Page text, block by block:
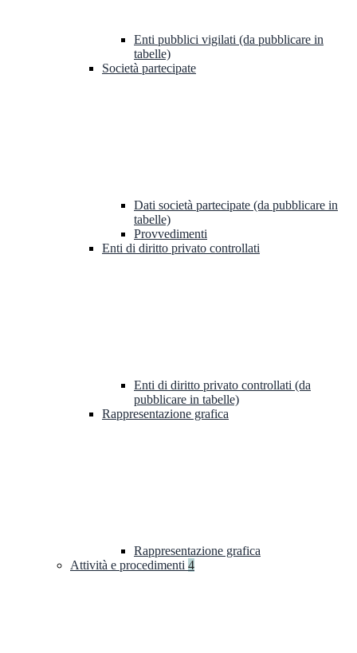
Enti pubblici vigilati (da pubblicare in
tabelle)
Società partecipate
Dati società partecipate (da pubblicare in
tabelle)
Provvedimenti
Enti di diritto privato controllati
Enti di diritto privato controllati (da
pubblicare in tabelle)
Rappresentazione grafica
Rappresentazione grafica
Attività e procedimenti 4